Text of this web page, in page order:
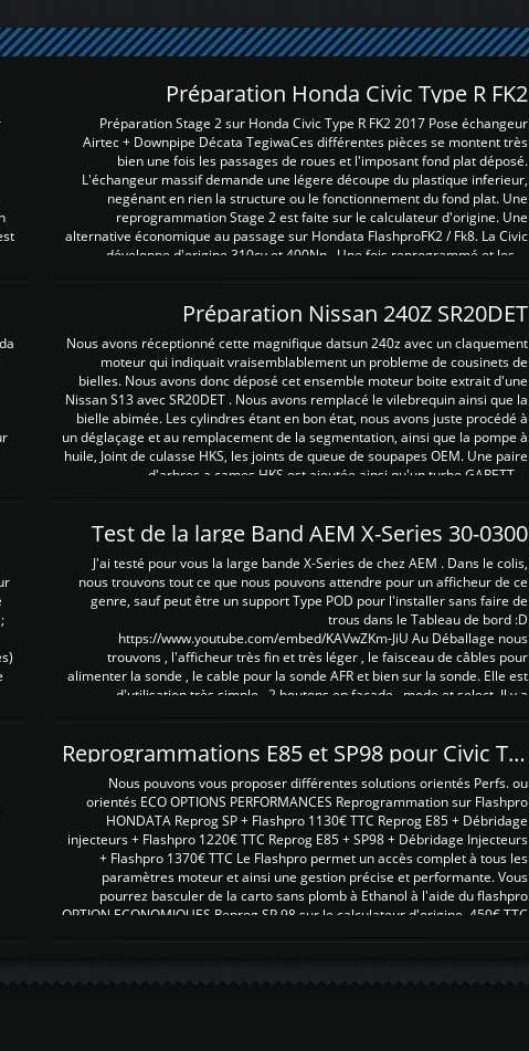
Préparation Honda Civic Type R FK2
Préparation Stage 2 sur Honda Civic Type R FK2 2017 Pose échangeur
Airtec + Downpipe Décata TegiwaCes différentes pièces se montent très
bien une fois les passages de roues et l'imposant fond plat déposé.
L'échangeur massif demande une légere découpe du plastique inferieur,
negénant en rien la structure ou le fonctionnement du fond plat. Une
reprogrammation Stage 2 est faite sur le calculateur d'origine. Une
alternative économique au passage sur Hondata FlashproFK2 / Fk8. La Civic
développe d'origine 310cv et 400Nn , Une fois reprogrammé et les ...
Préparation Nissan 240Z SR20DET
Nous avons réceptionné cette magnifique datsun 240z avec un claquement
moteur qui indiquait vraisemblablement un probleme de cousinets de
bielles. Nous avons donc déposé cet ensemble moteur boite extrait d'une
Nissan S13 avec SR20DET . Nous avons remplacé le vilebrequin ainsi que la
bielle abimée. Les cylindres étant en bon état, nous avons juste procédé à
un déglaçage et au remplacement de la segmentation, ainsi que la pompe à
huile, Joint de culasse HKS, les joints de queue de soupapes OEM. Une paire
d'arbres a cames HKS est ajoutée ainsi qu'un turbo GARETT ...
Test de la large Band AEM X-Series 30-0300
J'ai testé pour vous la large bande X-Series de chez AEM . Dans le colis,
nous trouvons tout ce que nous pouvons attendre pour un afficheur de ce
genre, sauf peut être un support Type POD pour l'installer sans faire de
trous dans le Tableau de bord :D
https://www.youtube.com/embed/KAVwZKm-JiU Au Déballage nous
trouvons , l'afficheur très fin et très léger , le faisceau de câbles pour
alimenter la sonde , le cable pour la sonde AFR et bien sur la sonde. Elle est
d'utilisation très simple , 2 boutons en façade , mode et select. Il y a
Reprogrammations E85 et SP98 pour Civic Type R FN2
Nous pouvons vous proposer différentes solutions orientés Perfs. ou
orientés ECO OPTIONS PERFORMANCES Reprogrammation sur Flashpro
HONDATA Reprog SP + Flashpro 1130€ TTC Reprog E85 + Débridage
injecteurs + Flashpro 1220€ TTC Reprog E85 + SP98 + Débridage Injecteurs
+ Flashpro 1370€ TTC Le Flashpro permet un accès complet à tous les
paramètres moteur et ainsi une gestion précise et performante. Vous
pourrez basculer de la carto sans plomb à Ethanol à l'aide du flashpro
OPTION ECONOMIQUES Reprog SP 98 sur le calculateur d'origine 450€ TTC